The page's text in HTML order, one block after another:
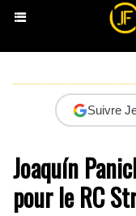
Suivre
Joaquín
pour le RC